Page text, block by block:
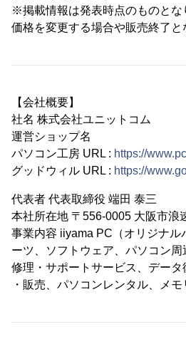
※掲載情報は発表時点のものとな
価格を変更する場合や販売終了と
【会社概要】
社名 株式会社ユニットコム
運営ショップ名
パソコン工房 URL : https://
グッドウィル URL : https://
代表者 代表取締役 端田 泰三
本社所在地 〒556-0005 大阪市浪
事業内容 iiyama PC（オリジナル
ーツ、ソフトウェア、パソコン
修理・サポートサービス、デー
・販売、パソコンレンタル、メ